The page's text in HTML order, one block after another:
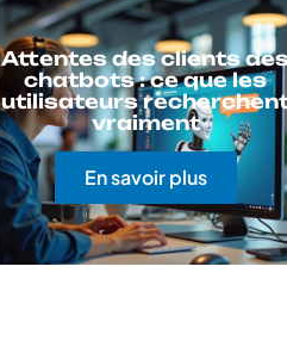
Attentes des clients
chatbots : ce que les
utilisateurs
vraiment
En savoir plus